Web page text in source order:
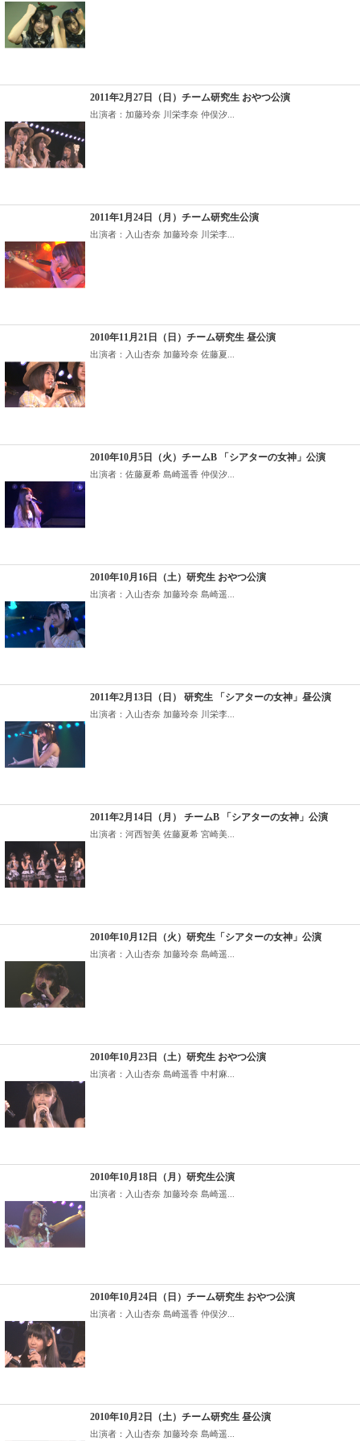
2011年2月27日（日）チーム研究生 おやつ公演
出演者：加藤玲奈 川栄李奈 仲俣汐...
2011年1月24日（月）チーム研究生公演
出演者：入山杏奈 加藤玲奈 川栄李...
2010年11月21日（日）チーム研究生 昼公演
出演者：入山杏奈 加藤玲奈 佐藤夏...
2010年10月5日（火）チームB 「シアターの女神」公演
出演者：佐藤夏希 島崎遥香 仲俣汐...
2010年10月16日（土）研究生 おやつ公演
出演者：入山杏奈 加藤玲奈 島崎遥...
2011年2月13日（日） 研究生 「シアターの女神」昼公演
出演者：入山杏奈 加藤玲奈 川栄李...
2011年2月14日（月） チームB 「シアターの女神」公演
出演者：河西智美 佐藤夏希 宮崎美...
2010年10月12日（火）研究生「シアターの女神」公演
出演者：入山杏奈 加藤玲奈 島崎遥...
2010年10月23日（土）研究生 おやつ公演
出演者：入山杏奈 島崎遥香 中村麻...
2010年10月18日（月）研究生公演
出演者：入山杏奈 加藤玲奈 島崎遥...
2010年10月24日（日）チーム研究生 おやつ公演
出演者：入山杏奈 島崎遥香 仲俣汐...
2010年10月2日（土）チーム研究生 昼公演
出演者：入山杏奈 加藤玲奈 島崎遥...